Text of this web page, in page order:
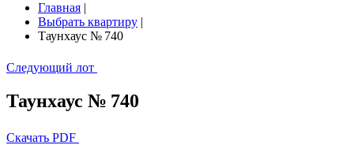
Главная |
Выбрать квартиру |
Таунхаус № 740
Следующий лот
Таунхаус № 740
Скачать PDF